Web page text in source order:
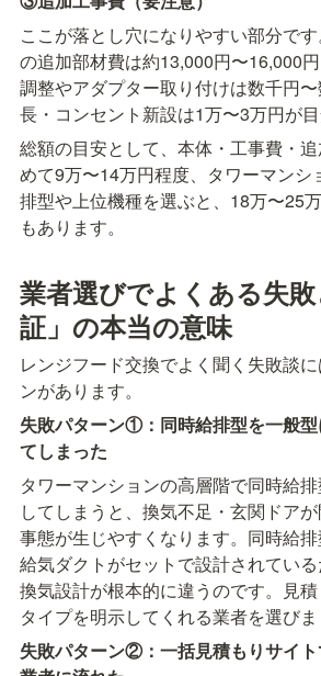
ここが落とし穴になりやすい部分で
の追加部材費は約13,000円〜16,000
調整やアダプター取り付けは数千円
長・コンセント新設は1万〜3万円が目
総額の目安として、本体・工事費・
めて9万〜14万円程度、タワーマンシ
排型や上位機種を選ぶと、18万〜25
もあります。
業者選びでよくある失
証」の本当の意味
レンジフード交換でよく聞く失敗談
ンがあります。
失敗パターン①：同時給排型を一般
てしまった
タワーマンションの高層階で同時給
してしまうと、換気不足・玄関ドア
事態が生じやすくなります。同時給
給気ダクトがセットで設計されてい
換気設計が根本的に違うのです。見
タイプを明示してくれる業者を選びま
失敗パターン②：一括見積もりサイ